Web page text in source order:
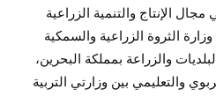
الإنتاج والتنمية الزراعية
وزارة الثروة الزراعية والسمكية
والزراعة بمملكة البحرين،
والتعليمي بين وزارتي التربية